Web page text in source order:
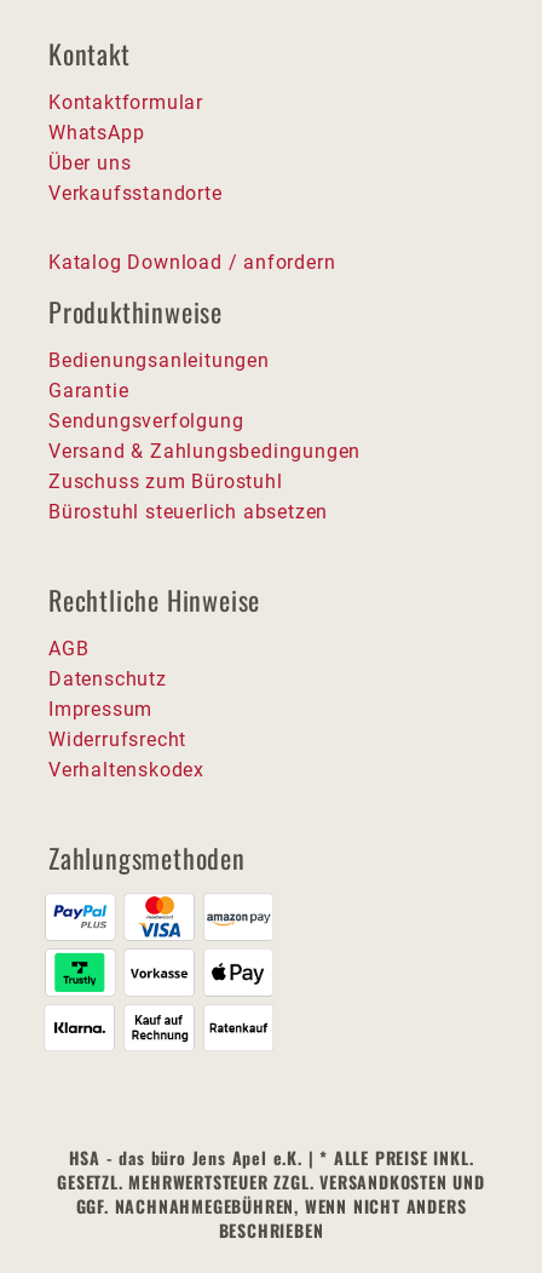
Kontakt
Kontaktformular
WhatsApp
Über uns
Verkaufsstandorte
Katalog Download / anfordern
Produkthinweise
Bedienungsanleitungen
Garantie
Sendungsverfolgung
Versand & Zahlungsbedingungen
Zuschuss zum Bürostuhl
Bürostuhl steuerlich absetzen
Rechtliche Hinweise
AGB
Datenschutz
Impressum
Widerrufsrecht
Verhaltenskodex
Zahlungsmethoden
HSA - das büro Jens Apel e.K. | * ALLE PREISE INKL.
GESETZL. MEHRWERTSTEUER ZZGL. VERSANDKOSTEN UND
GGF. NACHNAHMEGEBÜHREN, WENN NICHT ANDERS
BESCHRIEBEN